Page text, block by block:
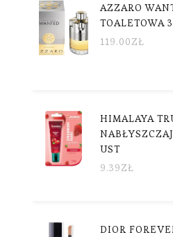
AZZARO
TOALETOWA
119.00ZŁ
HIMALAYA
UST
9.39ZŁ
DIOR